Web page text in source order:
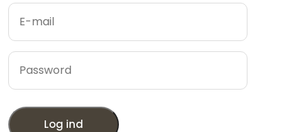
Log ind